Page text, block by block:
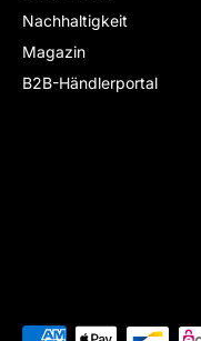
Nachhaltigkeit
Magazin
B2B-Händlerportal